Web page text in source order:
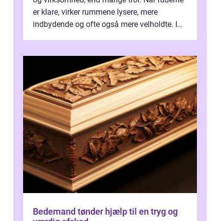
er klare, virker rummene lysere, mere
indbydende og ofte også mere velholdte. I
Bedemand tønder hjælp til en tryg og